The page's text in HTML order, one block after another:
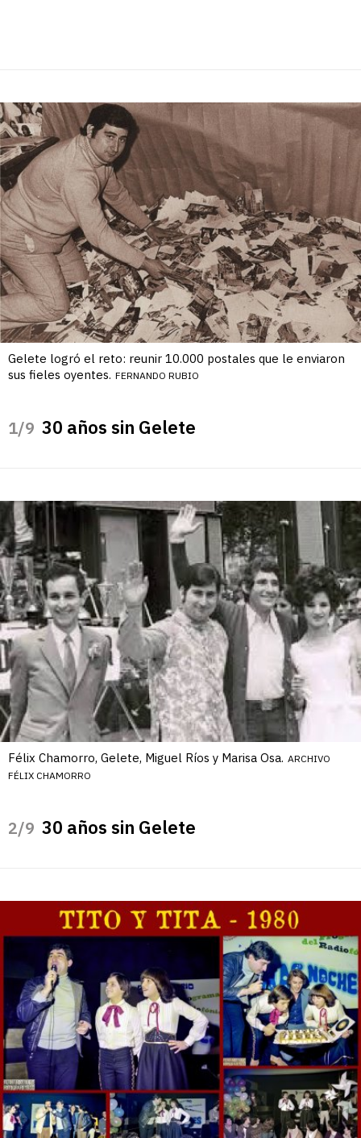
Gelete logró el reto: reunir 10.000 postales que le enviaron
sus fieles oyentes. FERNANDO RUBIO
/9 30 años sin Gelete
Félix Chamorro, Gelete, Miguel Ríos y Marisa Osa. ARCHIVO
FÉLIX CHAMORRO
/9 30 años sin Gelete